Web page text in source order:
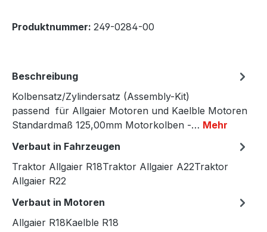
Produktnummer: 249-0284-00
Beschreibung
Kolbensatz/Zylindersatz (Assembly-Kit)
passend für Allgaier Motoren und Kaelble Motoren
Standardmaß 125,00mm Motorkolben -… Mehr
Verbaut in Fahrzeugen
Traktor Allgaier R18Traktor Allgaier A22Traktor
Allgaier R22
Verbaut in Motoren
Allgaier R18Kaelble R18